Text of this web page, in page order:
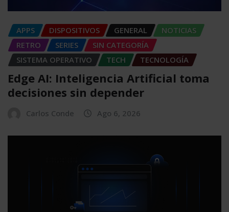
APPS DISPOSITIVOS GENERAL
NOTICIAS
RETRO
SERIES
SIN CATEGORÍA
SISTEMA OPERATIVO
TECH TECNOLOGÍA
Edge AI: Inteligencia Artificial toma
decisiones sin depender
Carlos Conde Ago 6, 2026